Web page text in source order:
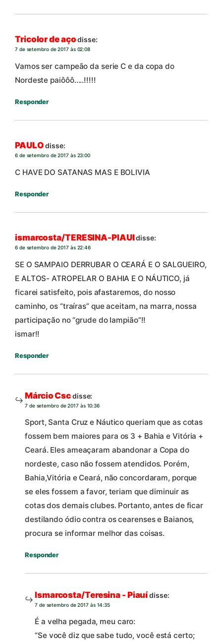
Tricolor de aço disse:
7 de setembro de 2017 às 02:08
Vamos ser campeão da serie C e da copa do
Nordeste paiôôô…..!!!!!
Responder
PAULO disse:
6 de setembro de 2017 às 23:00
C HAVE DO SATANAS MAS E BOLIVIA
Responder
ismarcosta/TERESINA-PIAUIdisse:
6 de setembro de 2017 às 22:46
SE O SAMPAIO DERRUBAR O CEARÁ E O SALGUEIRO,
E ALTOS- ATROPELAR O BAHIA E O NÁUTICO, já
ficarei satisfeito, pois afastaremos, do nosso
caminho, os “traíras” que aceitam, na marra, nossa
participação no “grude do lampião”!!
ismar!!
Responder
Márcio Cscdisse:
7 de setembro de 2017 às 10:36
Sport, Santa Cruz e Náutico queriam que as cotas
fossem bem maiores para os 3 + Bahia e Vitória +
Ceará. Eles ameaçaram abandonar a Copa do
nordeste, caso não fossem atendidos. Porém,
Bahia,Vitória e Ceará, não concordaram, porque
se eles fossem a favor, teriam que diminuir as
cotas dos demais clubes. Portanto, antes de ficar
destilando ódio contra os cearenses e Baianos,
procura se informar melhor das coisas.
Responder
Ismarcosta/Teresina - Piauídisse:
7 de setembro de 2017 às 14:35
É a velha pegada, meu caro:
“Se você diz que sabe tudo, você está certo;